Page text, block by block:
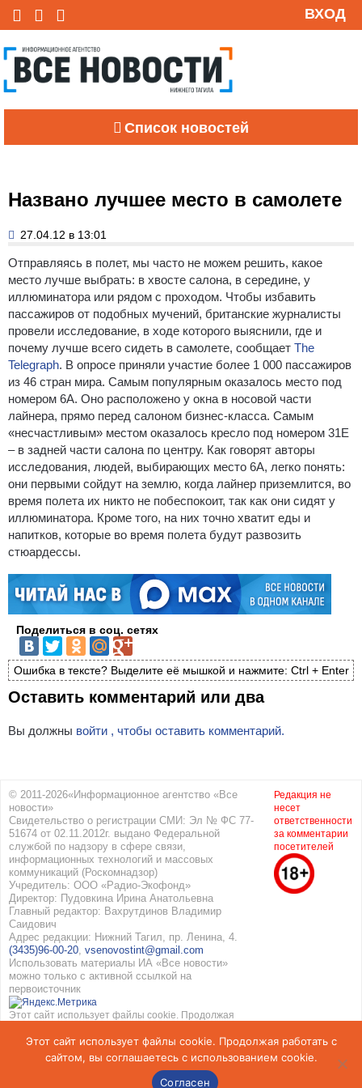
ВХОД
Список новостей
Названо лучшее место в самолете
27.04.12 в 13:01
Отправляясь в полет, мы часто не можем решить, какое
место лучше выбрать: в хвосте салона, в середине, у
иллюминатора или рядом с проходом. Чтобы избавить
пассажиров от подобных мучений, британские журналисты
провели исследование, в ходе которого выяснили, где и
почему лучше всего сидеть в самолете, сообщает The
Telegraph. В опросе приняли участие более 1 000 пассажиров
из 46 стран мира. Самым популярным оказалось место под
номером 6А. Оно расположено у окна в носовой части
лайнера, прямо перед салоном бизнес-класса. Самым
«несчастливым» местом оказалось кресло под номером 31Е
– в задней части салона по центру. Как говорят авторы
исследования, людей, выбирающих место 6А, легко понять:
они первыми сойдут на землю, когда лайнер приземлится, во
время полета их никто не побеспокоит, так как они сидят у
иллюминатора. Кроме того, на них точно хватит еды и
напитков, которые во время полета будут развозить
стюардессы.
Поделиться в соц. сетях
Ошибка в тексте? Выделите её мышкой и нажмите: Ctrl + Enter
Оставить комментарий или два
Вы должны войти , чтобы оставить комментарий.
© 2011-2026«Информационное агентство «Все
новости»
Свидетельство о регистрации СМИ: Эл № ФС 77-
51674 от 02.11.2012г. выдано Федеральной
службой по надзору в сфере связи,
информационных технологий и массовых
коммуникаций (Роскомнадзор)
Учредитель: ООО «Радио-Экофонд»
Директор: Пудовкина Ирина Анатольевна
Главный редактор: Вахрутдинов Владимир
Саидович
Адрес редакции: Нижний Тагил, пр. Ленина, 4.
(3435)96-00-20, vsenovostint@gmail.com
Использовать материалы ИА «Все новости»
можно только с активной ссылкой на
первоисточник
Этот сайт использует файлы cookie. Продолжая
использованием cookie. Подробнее вПолитике
конфиденциальностииСоглашение об обработке
персональных данных
Редакция не
несет
ответственности
за комментарии
посетителей
Этот сайт использует файлы cookie. Продолжая работать с
сайтом, вы соглашаетесь с использованием cookie.
Согласен